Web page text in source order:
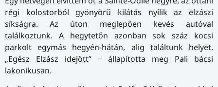
régi kolostorból gyönyörű kilátás nyílik az elzászi
síkságra. Az úton meglepően kevés autóval
találkoztunk. A hegytetőn azonban sok száz kocsi
parkolt egymás hegyén-hátán, alig találtunk helyet.
„Egész Elzász idejött” − állapította meg Pali bácsi
lakonikusan.